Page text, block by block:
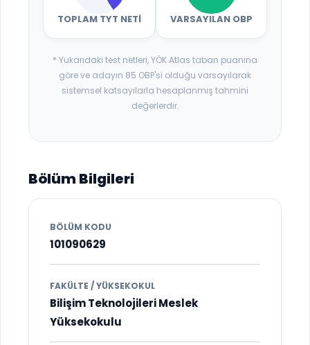
TOPLAM TYT NETI VARSAYILAN OBP
* Yukarıdaki test netleri, YÖK Atlas taban puanına
göre ve adayın 85 OBP'si olduğu varsayılarak
sistemsel katsayılarla hesaplanmış tahmini
değerlerdir.
Bölüm Bilgileri
BÖLÜM KODU
101090629
FAKÜLTE / YÜKSEKOKUL
Bilişim Teknolojileri Meslek
Yüksekokulu